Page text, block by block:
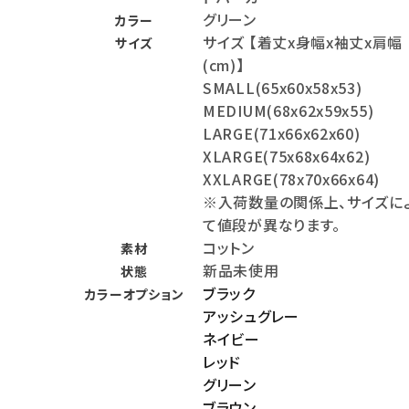
person 会員登録
カラー グリーン
サイズ
サイズ 【着丈x身幅x袖丈x肩幅
(cm)】
SMALL(65x60x58x53)
MEDIUM(68x62x59x55)
LARGE(71x66x62x60)
XLARGE(75x68x64x62)
XXLARGE(78x70x66x64)
※入荷数量の関係上、サイズに
て値段が異なります。
素材 コットン
状態 新品未使用
カラーオプション
ブラック
アッシュグレー
ネイビー
レッド
グリーン